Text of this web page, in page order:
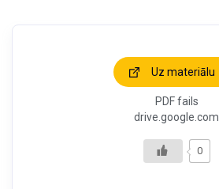
Uz materiālu
PDF fails
drive.google.com
0